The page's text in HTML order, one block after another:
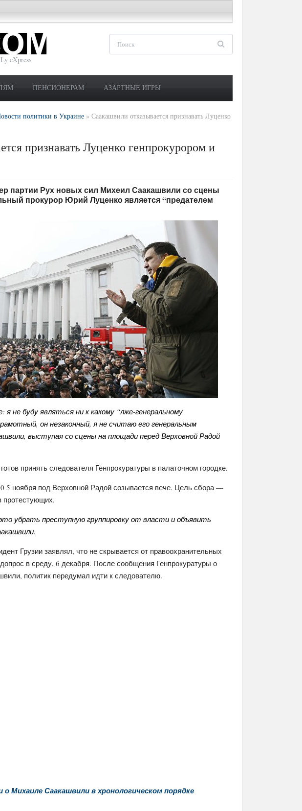
eXpress
ПЕНСИОНЕРАМ АЗАРТНЫЕ ИГРЫ
политики в Украине » Саакашвили отказывается признавать Луценко
признавать Луценко генпрокурором и
партии Рух новых сил Михеил Саакашвили со сцены
прокурор Юрий Луценко является “предателем
я не буду являться ни к какому “лже-генеральному
он незаконный, я не считаю его генеральным
выступая со сцены на площади перед Верховной Радой
принять следователя Генпрокуратуры в палаточном городке.
5 ноября под Верховной Радой созывается вече. Цель сбора —
протестующих.
убрать преступную группировку от власти и объявить
Грузии заявлял, что не скрывается от правоохранительных
в среду, 6 декабря. После сообщения Генпрокуратуры о
политик передумал идти к следователю.
о Михаиле Саакашвили в хронологическом порядке